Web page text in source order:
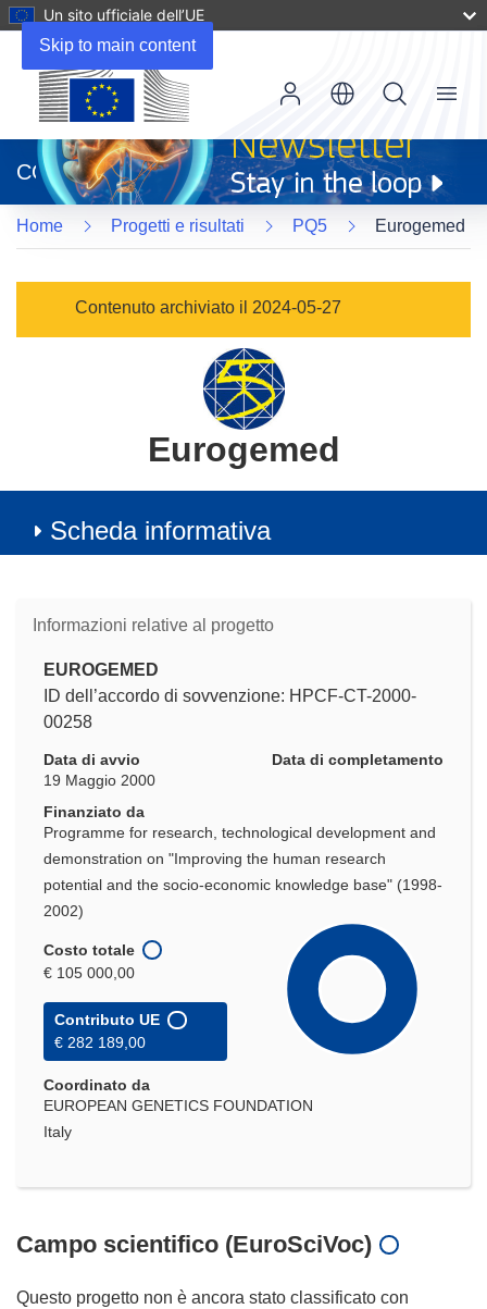
Skip to main content
Un sito ufficiale dell’UE
apre
in
una
nuova
finestra)
CORDIS
Menu
Home Progetti e risultati PQ5 Eurogemed
Contenuto archiviato il 2024-05-27
Eurogemed
Scheda informativa
Informazioni relative al progetto
EUROGEMED
ID dell’accordo di sovvenzione: HPCF-CT-2000-
00258
Data di avvio
19 Maggio 2000
Data di completamento
Finanziato da
Programme for research, technological development and
demonstration on "Improving the human research
potential and the socio-economic knowledge base" (1998-
2002)
Costo totale
€ 105 000,00
Contributo UE
€ 282 189,00
Coordinato da
EUROPEAN GENETICS FOUNDATION
Italy
Campo scientifico (EuroSciVoc)
Questo progetto non è ancora stato classificato con